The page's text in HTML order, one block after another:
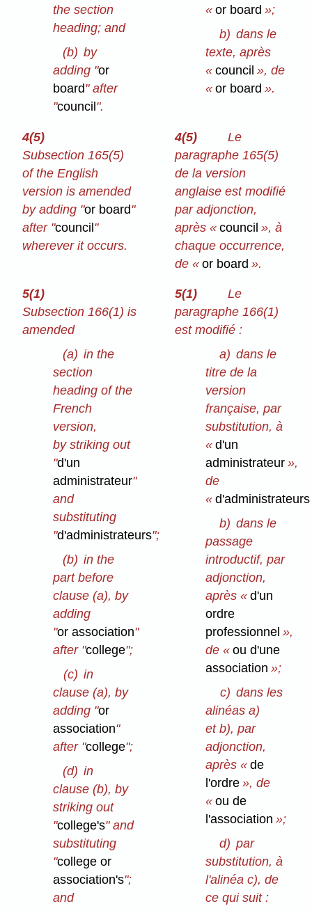
the section
heading; and
(b) by
adding "or
board" after
"council ".
«or board »;
b) dans le
texte, après
«council », de
«or board ».
4(5)
Subsection 165(5)
of the English
version is amended
by adding "or board"
after "council"
wherever it occurs.
4(5)
Le
paragraphe 165(5)
de la version
anglaise est modifié
par adjonction,
après «council », à
chaque occurrence,
de «or board ».
5(1)
Subsection 166(1) is
amended
(a) in the
section
heading of the
French
version,
by striking out
"d'un
administrateur"
and
substituting
"d'administrateurs";
(b) in the
part before
clause (a), by
adding
"or association"
after "college";
(c) in
clause (a), by
adding "or
association"
after "college";
(d) in
clause (b), by
striking out
"college's" and
substituting
"college or
association's";
and
5(1)
Le
paragraphe 166(1)
est modifié :
a) dans le
titre de la
version
française, par
substitution, à
«d'un
administrateur »,
de
«d'administrateurs
b) dans le
passage
introductif, par
adjonction,
après «d'un
ordre
professionnel »,
de «ou d'une
association »;
c) dans les
alinéas a)
et b), par
adjonction,
après «de
l'ordre », de
«ou de
l'association »;
d) par
substitution, à
l'alinéa c), de
ce qui suit :